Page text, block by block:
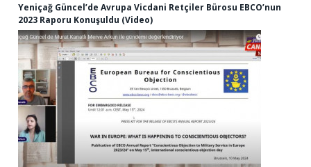
Yeniçağ Güncel’de Avrupa Vicdani Retçiler Bürosu EBCO’nun
2023 Raporu Konuşuldu (Video)